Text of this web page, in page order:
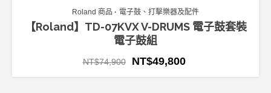
Roland 商品 電子鼓、打擊樂器及配件
【Roland】TD-07KVX V-DRUMS 電子鼓套裝
電子鼓組
NT$74,900 NT$49,800